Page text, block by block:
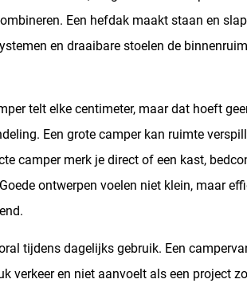
Een hefdak maakt staan en
en draaibare stoelen de
telt elke centimeter, maar dat hoeft
Een grote camper kan ruimte
camper merk je direct of een kast,
ontwerpen voelen niet klein, maar
tijdens dagelijks gebruik. Een
verkeer en niet aanvoelt als een project